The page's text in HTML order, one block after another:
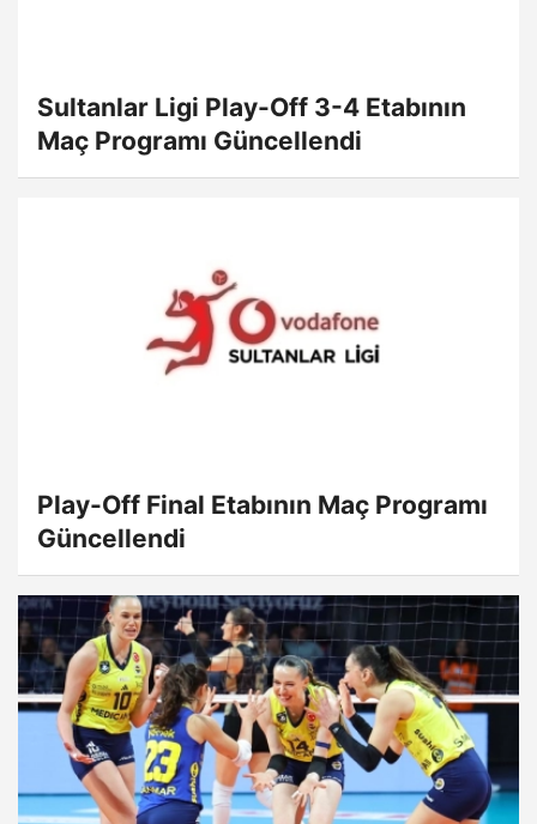
Sultanlar Ligi Play-Off 3-4 Etabının
Maç Programı Güncellendi
Play-Off Final Etabının Maç Programı
Güncellendi